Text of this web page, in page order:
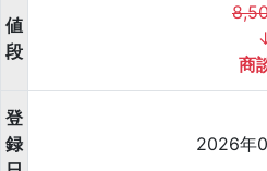
値
段
商
登
録
2026年